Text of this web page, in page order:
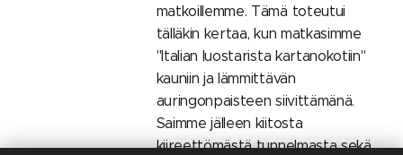
matkoillemme. Tämä toteutui
tälläkin kertaa, kun matkasimme
"Italian luostarista kartanokotiin"
kauniin ja lämmittävän
auringonpaisteen siivittämänä.
Saimme jälleen kiitosta
kiireettömästä tunnelmasta sekä